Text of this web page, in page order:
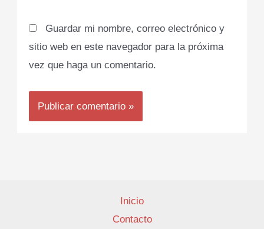
Guardar mi nombre, correo electrónico y
sitio web en este navegador para la próxima
vez que haga un comentario.
Inicio
Contacto